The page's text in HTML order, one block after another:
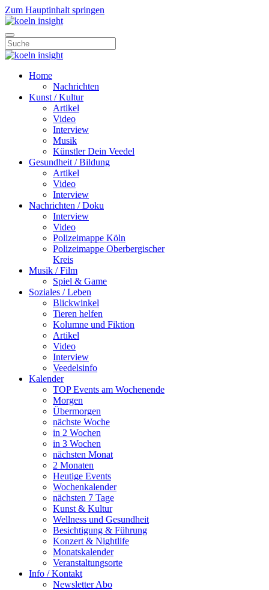
Zum Hauptinhalt springen
Home
Nachrichten
Kunst / Kultur
Artikel
Video
Interview
Musik
Künstler Dein Veedel
Gesundheit / Bildung
Artikel
Video
Interview
Nachrichten / Doku
Interview
Video
Polizeimappe Köln
Polizeimappe Oberbergischer
Kreis
Musik / Film
Spiel & Game
Soziales / Leben
Blickwinkel
Tieren helfen
Kolumne und Fiktion
Artikel
Video
Interview
Veedelsinfo
Kalender
TOP Events am Wochenende
Morgen
Übermorgen
nächste Woche
in 2 Wochen
in 3 Wochen
nächsten Monat
2 Monaten
Heutige Events
Wochenkalender
nächsten 7 Tage
Kunst & Kultur
Wellness und Gesundheit
Besichtigung & Führung
Konzert & Nightlife
Monatskalender
Veranstaltungsorte
Info / Kontakt
Newsletter Abo